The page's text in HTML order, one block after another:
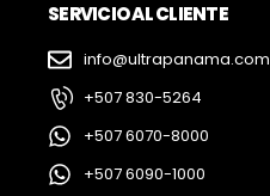
SERVICIO AL CLIENTE
info@ultrapanama.com
+507 830-5264
+507 6070-8000
+507 6090-1000